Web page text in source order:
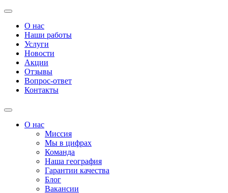
О нас
Наши работы
Услуги
Новости
Акции
Отзывы
Вопрос-ответ
Контакты
О нас
Миссия
Мы в цифрах
Команда
Наша география
Гарантии качества
Блог
Вакансии